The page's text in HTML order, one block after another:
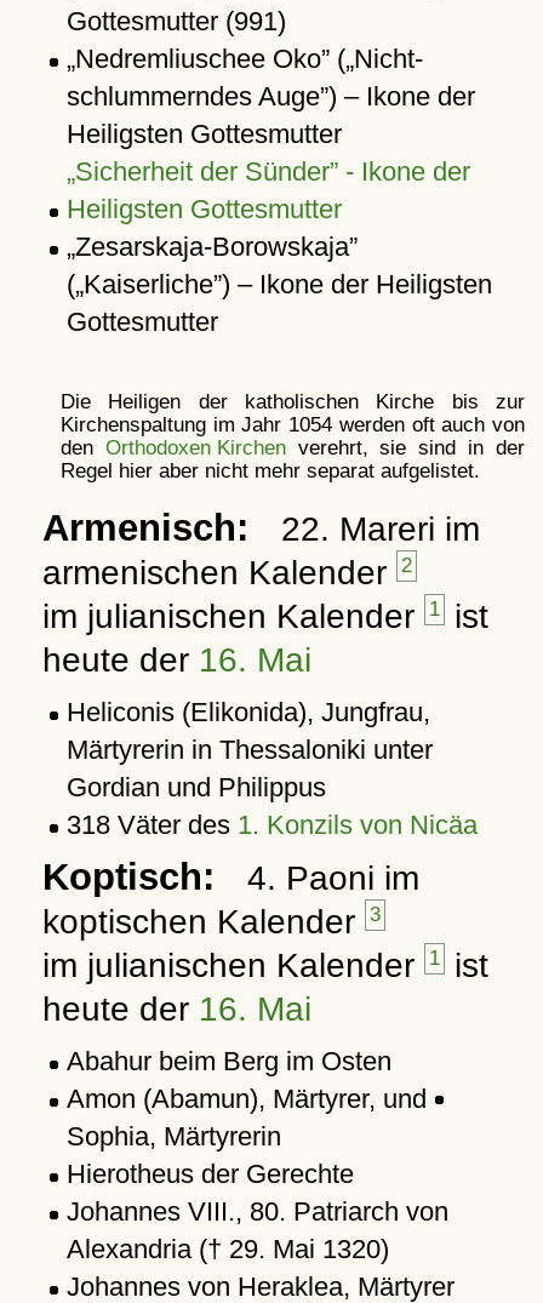
Gottesmutter (991)
Nedremliuschee Oko ( Nicht-
schlummerndes Auge ) – Ikone der
Heiligsten Gottesmutter
Sicherheit der Sünder - Ikone der
Heiligsten Gottesmutter
Zesarskaja-Borowskaja
( Kaiserliche ) – Ikone der Heiligsten
Gottesmutter
Die Heiligen der katholischen Kirche bis zur
Kirchenspaltung im Jahr 1054 werden oft auch von
den Orthodoxen Kirchenverehrt, sie sind in der
Regel hier aber nicht mehr separat aufgelistet.
Armenisch:
22. Mareri im
armenischen Kalender
2
im julianischen Kalender 1 ist
heute der 16. Mai
Heliconis (Elikonida), Jungfrau,
Märtyrerin in Thessaloniki unter
Gordian und Philippus
318 Väter des 1. Konzils von Nicäa
Koptisch: 4. Paoni im
koptischen Kalender
3
im julianischen Kalender 1 ist
heute der 16. Mai
Abahur beim Berg im Osten
Amon (Abamun), Märtyrer, und
Sophia, Märtyrerin
Hierotheus der Gerechte
Johannes VIII., 80. Patriarch von
Alexandria († 29. Mai 1320)
Johannes von Heraklea, Märtyrer